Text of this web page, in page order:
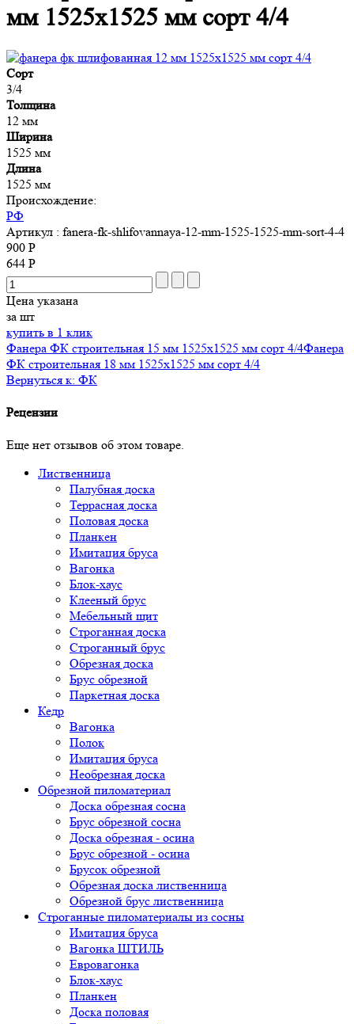
мм 1525х1525 мм сорт 4/4
Сорт
3/4
Толщина
12 мм
Ширина
1525 мм
Длина
1525 мм
Происхождение:
РФ
Артикул : fanera-fk-shlifovannaya-12-mm-1525-1525-mm-sort-4-4
900 Р
644 Р
Цена указана
за шт
купить в 1 клик
Фанера ФК строительная 15 мм 1525х1525 мм сорт 4/4Фанера
ФК строительная 18 мм 1525х1525 мм сорт 4/4
Вернуться к: ФК
Рецензии
Еще нет отзывов об этом товаре.
Лиственница
Палубная доска
Террасная доска
Половая доска
Планкен
Имитация бруса
Вагонка
Блок-хаус
Клееный брус
Мебельный щит
Строганная доска
Строганный брус
Обрезная доска
Брус обрезной
Паркетная доска
Кедр
Вагонка
Полок
Имитация бруса
Необрезная доска
Обрезной пиломатериал
Доска обрезная сосна
Брус обрезной сосна
Доска обрезная - осина
Брус обрезной - осина
Брусок обрезной
Обрезная доска лиственница
Обрезной брус лиственница
Строганные пиломатериалы из сосны
Имитация бруса
Вагонка ШТИЛЬ
Евровагонка
Блок-хаус
Планкен
Доска половая